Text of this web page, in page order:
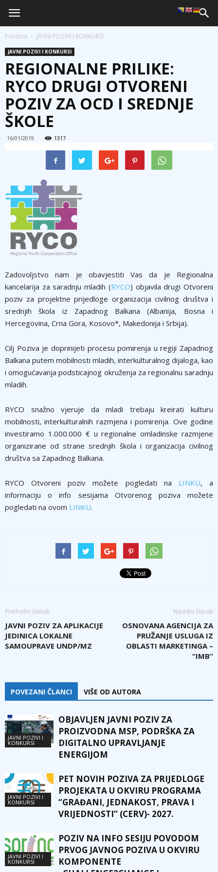
Početna JAVNI POZIVI I KONKURSI
JAVNI POZIVI I KONKURSI
REGIONALNE PRILIKE:
RYCO DRUGI OTVORENI
POZIV ZA OCD I SREDNJE
ŠKOLE
16/01/2019 1317
Zadovoljstvo nam je obavjestiti Vas da je Regionalna
kancelarija za saradnju mladih (RYCO) objavila drugi Otvoreni
poziv za projektne prijedloge organizacija civilnog društva i
srednjih škola iz Zapadnog Balkana (Albanija, Bosna i
Hercegovina, Crna Gora, Kosovo*, Makedonija i Srbija).
Cilj Poziva je doprinijeti procesu pomirenja u regiji Zapadnog
Balkana putem mobilnosti mladih, interkulturalnog dijaloga, kao
i omogućavanja podsticajnog okruženja za regionalnu saradnju
mladih.
RYCO snažno vjeruje da mladi trebaju kreirati kulturu
mobilnosti, interkulturalnih razmjena i pomirenja. Ove godine
investiramo 1.000.000 € u regionalne omladinske razmjene
organizirane od strane srednjih škola i organizacija civilnog
društva sa Zapadnog Balkana.
RYCO Otvoreni poziv možete pogledati na LINKU, a
informaciju o info sesijama Otvorenog poziva možete
pogledati na ovom LINKU.
Prethodni članak
JAVNI POZIV ZA APLIKACIJE
JEDINICA LOKALNE
SAMOUPRAVE UNDP/MZ
Naredni članak
OSNOVANA AGENCIJA ZA
PRUŽANJE USLUGA IZ
OBLASTI MARKETINGA –
“IMB”
POVEZANI ČLANCI VIŠE OD AUTORA
JAVNI POZIVI I
KONKURSI
OBJAVLJEN JAVNI POZIV ZA
PROIZVODNA MSP, PODRŠKA ZA
DIGITALNO UPRAVLJANJE
ENERGIJOM
JAVNI POZIVI I
KONKURSI
PET NOVIH POZIVA ZA PRIJEDLOGE
PROJEKATA U OKVIRU PROGRAMA
“GRAĐANI, JEDNAKOST, PRAVA I
VRIJEDNOSTI” (CERV)- 2027.
JAVNI POZIVI I
KONKURSI
POZIV NA INFO SESIJU POVODOM
PRVOG JAVNOG POZIVA U OKVIRU
KOMPONENTE